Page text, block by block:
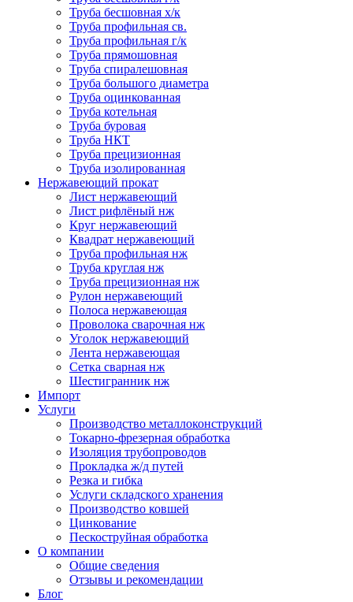
Труба бесшовная х/к
Труба профильная св.
Труба профильная г/к
Труба прямошовная
Труба спиралешовная
Труба большого диаметра
Труба оцинкованная
Труба котельная
Труба буровая
Труба НКТ
Труба прецизионная
Труба изолированная
Нержавеющий прокат
Лист нержавеющий
Лист рифлёный нж
Круг нержавеющий
Квадрат нержавеющий
Труба профильная нж
Труба круглая нж
Труба прецизионная нж
Рулон нержавеющий
Полоса нержавеющая
Проволока сварочная нж
Уголок нержавеющий
Лента нержавеющая
Сетка сварная нж
Шестигранник нж
Импорт
Услуги
Производство металлоконструкций
Токарно-фрезерная обработка
Изоляция трубопроводов
Прокладка ж/д путей
Резка и гибка
Услуги складского хранения
Производство ковшей
Цинкование
Пескоструйная обработка
О компании
Общие сведения
Отзывы и рекомендации
Блог